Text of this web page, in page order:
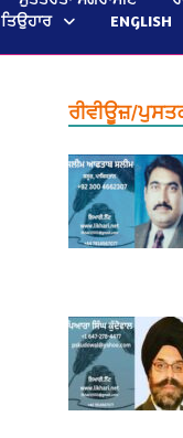
ਤਿਉਹਾਰ ENGLISH
ਰੀਵੀਊਜ਼/